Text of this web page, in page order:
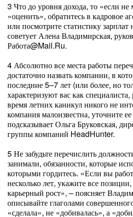
3 Что до уровня дохода, то «если не
«оценить», обратитесь в кадровое
или посмотрите статистику
советует Алена Вла­димирская,
Работа@Mail.Ru.
4 Абсолютно все места работы
дос­таточно назвать компании, в
последние 5–7 лет (или более, но
характеризуют вас как
время летних каникул никого не
компания малоизвестна, уточните
подсказывает Ольга Бруковская,
группы компаний HeadHunter.
5 Не забудьте перечислить
занимали, обя­занности, которые
которыми гордитесь. «Если вы
несколько лет, укажите все
карьерный рост», – поясняет
описывайте глаголами
«сделала», не «добивалась», а